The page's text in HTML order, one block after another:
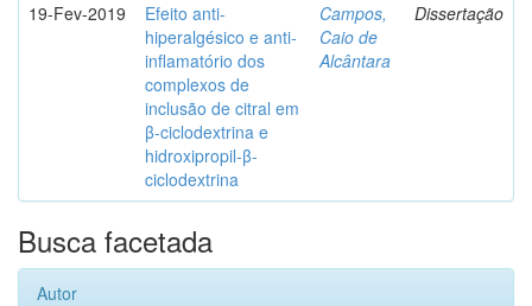
19-Fev-2019
Efeito anti-
hiperalgésico e anti-
inflamatório dos
complexos de
inclusão de citral em
β-ciclodextrina e
hidroxipropil-β-
ciclodextrina
Campos,
Caio de
Alcântara
Dissertação
Busca facetada
Autor